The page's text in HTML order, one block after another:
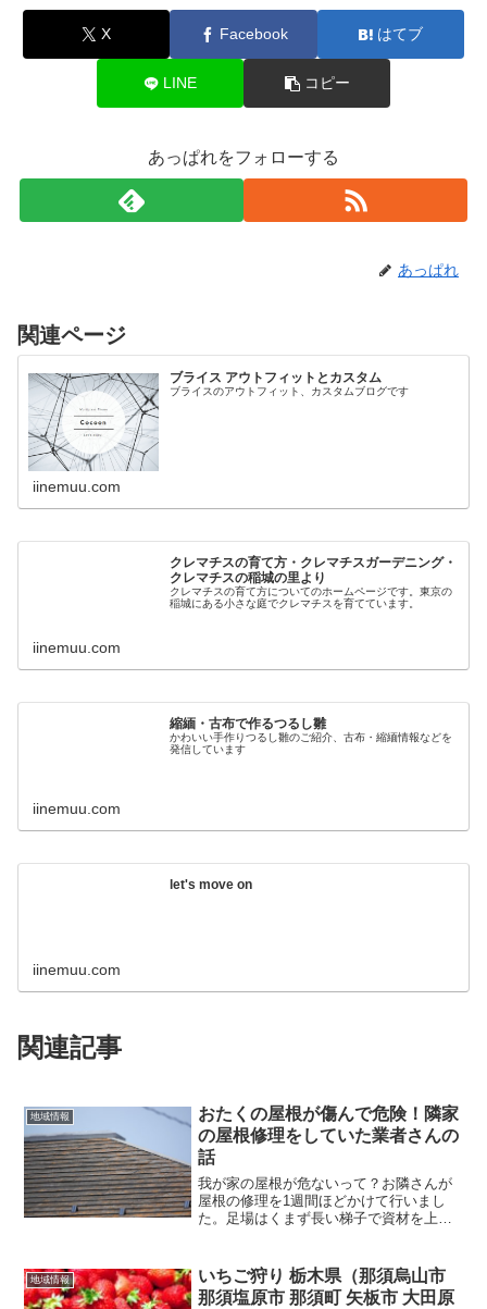
X Facebook はてブ
LINE コピー
あっぱれをフォローする
あっぱれ
関連ページ
ブライス アウトフィットとカスタム
ブライスのアウトフィット、カスタムブログです
iinemuu.com
クレマチスの育て方・クレマチスガーデニング・
クレマチスの稲城の里より
クレマチスの育て方についてのホームページです。東京の
稲城にある小さな庭でクレマチスを育てています。
iinemuu.com
縮緬・古布で作るつるし雛
かわいい手作りつるし雛のご紹介、古布・縮緬情報などを
発信しています
iinemuu.com
let's move on
iinemuu.com
関連記事
地域情報
おたくの屋根が傷んで危険！隣家
の屋根修理をしていた業者さんの
話
我が家の屋根が危ないって？お隣さんが
屋根の修理を1週間ほどかけて行いまし
た。足場はくまず長い梯子で資材を上げ
り方だそうです。従来の屋根はそのまま
で、上に文字通りカバーす...
地域情報
いちご狩り 栃木県（那須烏山市
那須塩原市 那須町 矢板市 大田原